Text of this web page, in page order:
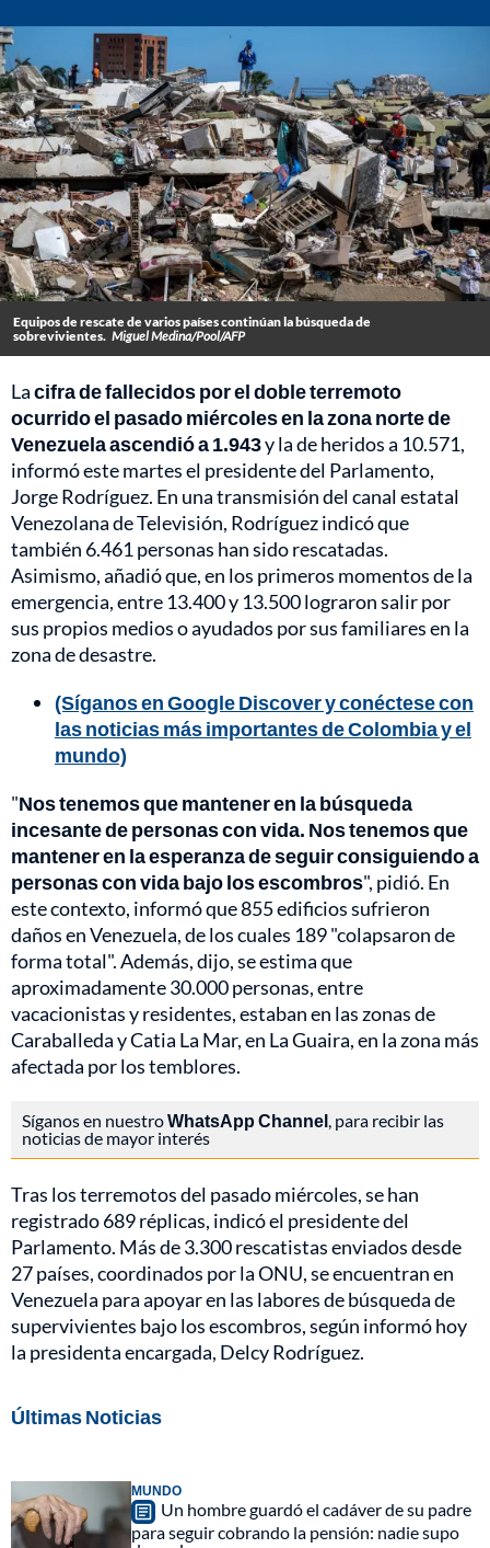
Equipos de rescate de varios países continúan la búsqueda de
sobrevivientes. Miguel Medina/Pool/AFP
Lacifrade fallecidos por el doble terremoto
ocurrido el pasado miércoles en la zona norte de
Venezuela ascendió a 1.943y la de heridos a 10.571,
informó este martes el presidente del Parlamento,
Jorge Rodríguez. En una transmisión del canal estatal
Venezolana de Televisión, Rodríguez indicó que
también 6.461 personas han sido rescatadas.
Asimismo, añadió que, en los primeros momentos de la
emergencia, entre 13.400 y 13.500 lograron salir por
sus propios medios o ayudados por sus familiares en la
zona de desastre.
(Síganos en Google Discover y conéctese con
las noticias más importantes de Colombia y el
mundo)
"Nos tenemos que mantener en la búsqueda
incesante de personas con vida. Nos tenemos que
mantener en la esperanza de seguir consiguiendo a
personas con vida bajo los escombros", pidió. En
este contexto, informó que 855 edificios sufrieron
daños en Venezuela, de los cuales 189 "colapsaron de
forma total". Además, dijo, se estima que
aproximadamente 30.000 personas, entre
vacacionistas y residentes, estaban en las zonas de
Caraballeda y Catia La Mar, en La Guaira, en la zona más
afectada por los temblores.
Síganos en nuestroWhatsApp Channel, para recibir las
noticias de mayor interés
Tras los terremotos del pasado miércoles, se han
registrado 689 réplicas, indicó el presidente del
Parlamento. Más de 3.300 rescatistas enviados desde
27 países, coordinados por la ONU, se encuentran en
Venezuela para apoyar en las labores de búsqueda de
supervivientes bajo los escombros, según informó hoy
la presidenta encargada, Delcy Rodríguez.
Últimas Noticias
MUNDO
Un hombre guardó el cadáver de su padre
para seguir cobrando la pensión: nadie supo